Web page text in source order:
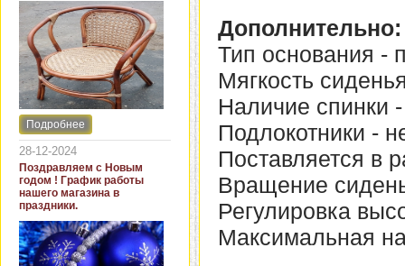
Интернет-магазин "Кровать
и диван" представляет
новинки стульев и кресел
для дачи. В ассортименте
представлены как
бюджетные модели из
пластика для дачи, так и
кресла для загородных
домов из натурального и
искусственного ротанга.
Подробнее
28-12-2024
Поздравляем с Новым
годом ! График работы
нашего магазина в
праздники.
Дополнительно:
Тип основания -
Мягкость
Наличие спинки -
Подлокотники -
Поставляется в
Вращение
Регулировка
Максимальная